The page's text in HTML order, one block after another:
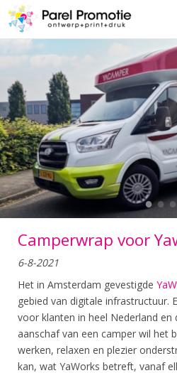
Grafisch ontwerp Logo &
Home Nieuws
●●●
Camperwrap voor
6-8-2021
Het in Amsterdam gevestigde
gebied van digitale infrastructuur.
voor klanten in heel Nederland en
aanschaf van een camper wil het
werken, relaxen en plezier
kan, wat YaWorks betreft, vanaf